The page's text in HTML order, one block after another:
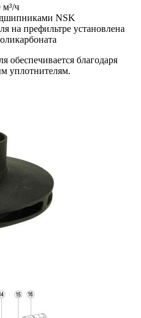
м³/ч
NSK
на префильтре установлена
обеспечивается благодаря
уплотнителям.